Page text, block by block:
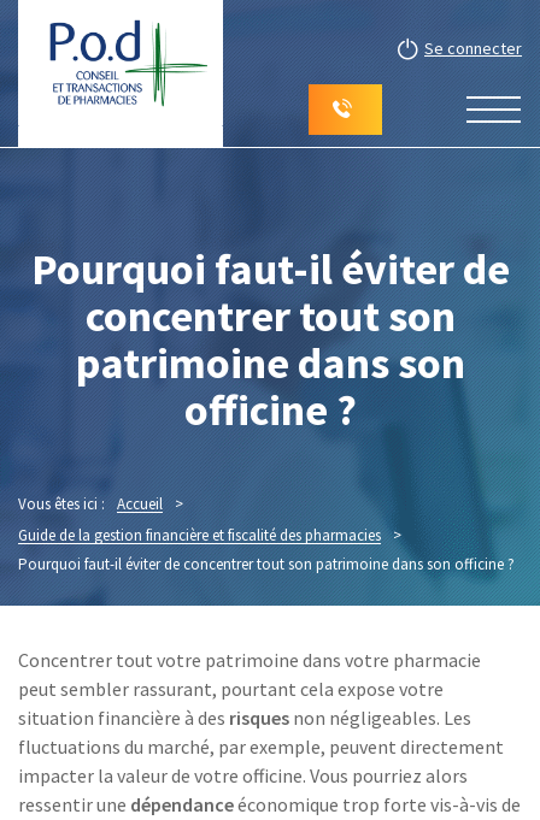
Se connecter
Pourquoi faut-il éviter de
concentrer tout son
patrimoine dans son
officine ?
Vous êtes ici : Accueil
>
Guide de la gestion financière et fiscalité des pharmacies
>
Pourquoi faut-il éviter de concentrer tout son patrimoine dans son officine ?
Concentrer tout votre patrimoine dans votre pharmacie
peut sembler rassurant, pourtant cela expose votre
situation financière à des risques non négligeables. Les
fluctuations du marché, par exemple, peuvent directement
impacter la valeur de votre officine. Vous pourriez alors
ressentir une dépendanceéconomique trop forte vis-à-vis de